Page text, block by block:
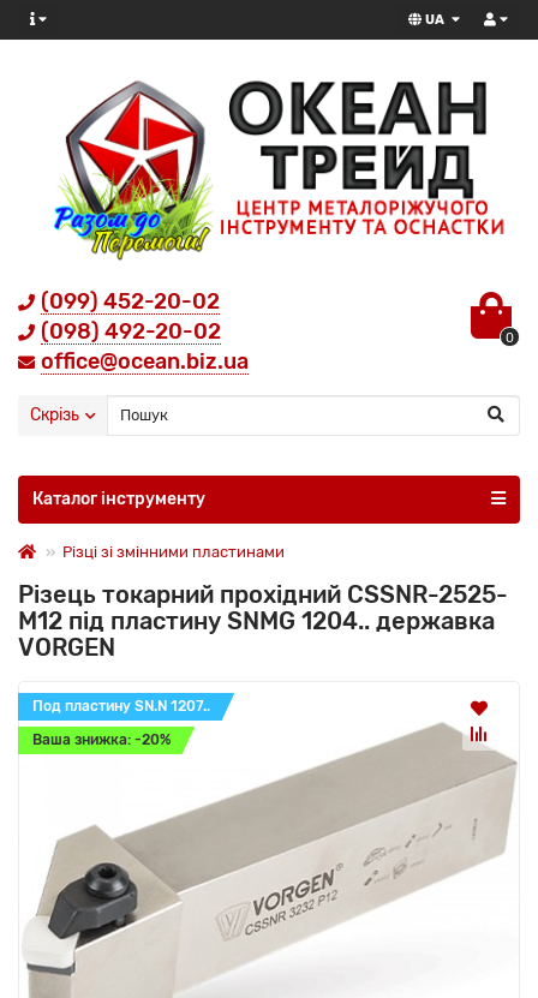
UA
(099) 452-20-02
(098) 492-20-02
office@ocean.biz.ua
0
Скрізь
Каталог інструменту
Різці зі змінними пластинами
Різець токарний прохідний CSSNR-2525-
M12 під пластину SNMG 1204.. державка
VORGEN
Под пластину SN.N 1207..
Ваша знижка: -20%